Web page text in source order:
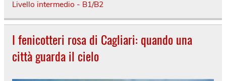
Livello intermedio - B1/B2
I fenicotteri rosa di Cagliari: quando una
città guarda il cielo